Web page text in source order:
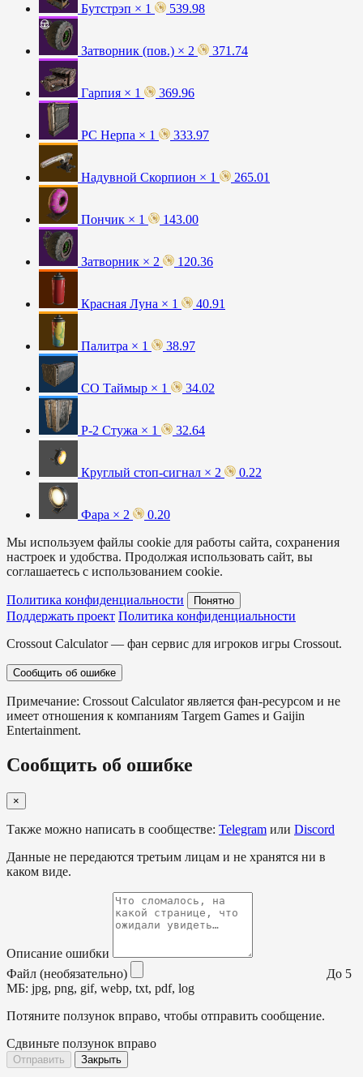
Бутстрэп × 1 539.98
Затворник (пов.) × 2 371.74
Гарпия × 1 369.96
РС Нерпа × 1 333.97
Надувной Скорпион × 1 265.01
Пончик × 1 143.00
Затворник × 2 120.36
Красная Луна × 1 40.91
Палитра × 1 38.97
СО Таймыр × 1 34.02
Р-2 Стужа × 1 32.64
Круглый стоп-сигнал × 2 0.22
Фара × 2
0.20
Мы используем файлы cookie для работы сайта, сохранения
настроек и удобства. Продолжая использовать сайт, вы
соглашаетесь с использованием cookie.
Политика конфиденциальности Понятно
Поддержать проект Политика конфиденциальности
Crossout Calculator — фан сервис для игроков игры Crossout.
Сообщить об ошибке
Примечание: Crossout Calculator является фан-ресурсом и не
имеет отношения к компаниям Targem Games и Gaijin
Entertainment.
Сообщить об ошибке
×
Также можно написать в сообществе: Telegram или Discord
Данные не передаются третьим лицам и не хранятся ни в
каком виде.
Описание ошибки
Файл (необязательно)
До 5
МБ: jpg, png, gif, webp, txt, pdf, log
Потяните ползунок вправо, чтобы отправить сообщение.
Сдвиньте ползунок вправо
Отправить Закрыть